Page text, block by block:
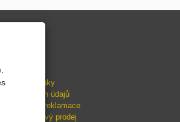
poukazy
podmínky
osobních údajů
platba, reklamace
- splátkový prodej